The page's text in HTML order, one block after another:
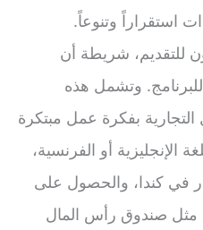
استقراراً وتنوعاً.
للتقديم، شريطة أن
وتشمل هذه
التجارية بفكرة عمل مبتكرة
الإنجليزية أو الفرنسية،
في كندا، والحصول على
صندوق رأس المال